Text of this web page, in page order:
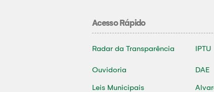
Acesso Rápido
Radar da Transparência
Ouvidoria
Leis Municipais
IPTU
DAE